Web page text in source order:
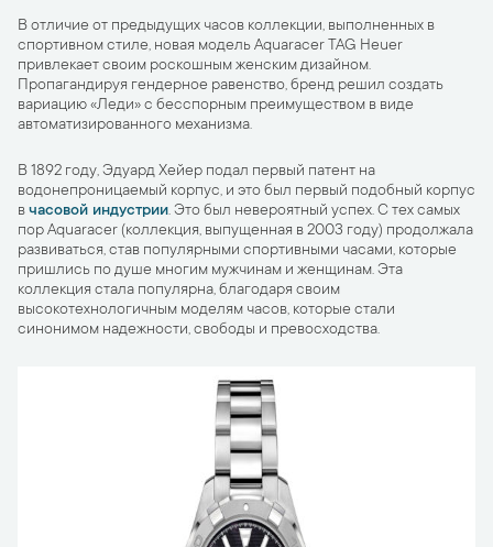
В отличие от предыдущих часов коллекции, выполненных в
спортивном стиле, новая модель Aquaracer TAG Heuer
привлекает своим роскошным женским дизайном.
Пропагандируя гендерное равенство, бренд решил создать
вариацию «Леди» с бесспорным преимуществом в виде
автоматизированного механизма.
В 1892 году, Эдуард Хейер подал первый патент на
водонепроницаемый корпус, и это был первый подобный корпус
вчасовой индустрии. Это был невероятный успех. С тех самых
пор Aquaracer (коллекция, выпущенная в 2003 году) продолжала
развиваться, став популярными спортивными часами, которые
пришлись по душе многим мужчинам и женщинам. Эта
коллекция стала популярна, благодаря своим
высокотехнологичным моделям часов, которые стали
синонимом надежности, свободы и превосходства.